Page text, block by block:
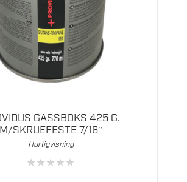
GASSBOKS 425 G.
M/SKRUEFESTE 7/16″
Hurtigvisning
★★★★★